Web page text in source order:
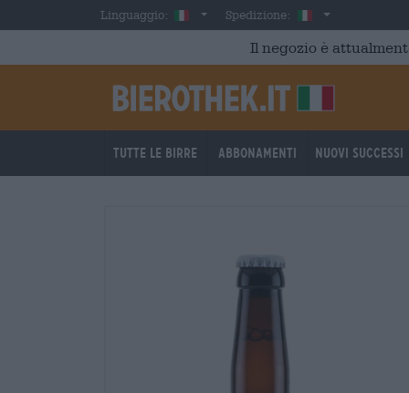
Skip to main contentLinguaggio: ItalianSpedizione: Italia
Il negozio è
Tutte le birre Abbonamenti Nuovi successi